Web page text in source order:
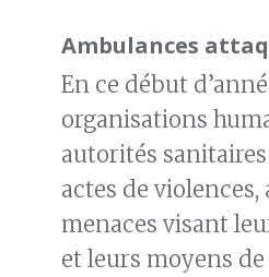
Ambulances
En ce début
organisations
autorités
actes de violences,
menaces visant
et leurs moyens